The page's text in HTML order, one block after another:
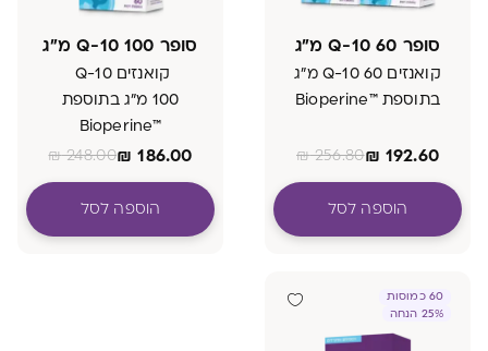
סופר Q-10 60 מ"ג
קואנזים Q-10 60 מ"ג
בתוספת ™Bioperine
₪ 192.60
₪256.80
הוספה לסל
סופר Q-10 100 מ"ג
קואנזים Q-10
100 מ"ג בתוספת
™Bioperine
₪ 186.00
₪248.00
הוספה לסל
60 כמוסות
25% הנחה